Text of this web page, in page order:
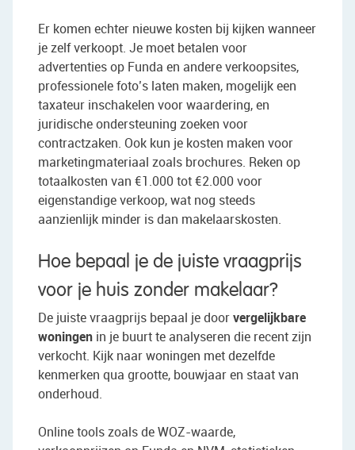
Er komen echter nieuwe kosten bij kijken wanneer
je zelf verkoopt. Je moet betalen voor
advertenties op Funda en andere verkoopsites,
professionele foto’s laten maken, mogelijk een
taxateur inschakelen voor waardering, en
juridische ondersteuning zoeken voor
contractzaken. Ook kun je kosten maken voor
marketingmateriaal zoals brochures. Reken op
totaalkosten van €1.000 tot €2.000 voor
eigenstandige verkoop, wat nog steeds
aanzienlijk minder is dan makelaarskosten.
Hoe bepaal je de juiste vraagprijs
voor je huis zonder makelaar?
De juiste vraagprijs bepaal je doorvergelijkbare
woningen in je buurt te analyseren die recent zijn
verkocht. Kijk naar woningen met dezelfde
kenmerken qua grootte, bouwjaar en staat van
onderhoud.
Online tools zoals de WOZ-waarde,